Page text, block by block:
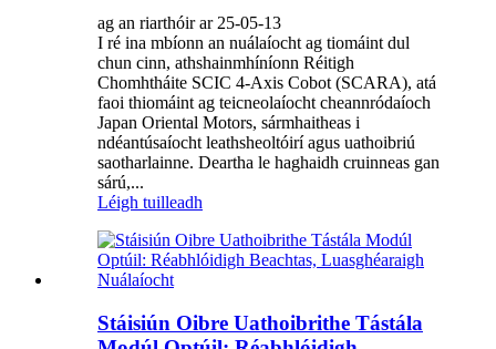
ag an riarthóir ar 25-05-13
I ré ina mbíonn an nuálaíocht ag tiomáint dul
chun cinn, athshainmhíníonn Réitigh
Chomhtháite SCIC 4-Axis Cobot (SCARA), atá
faoi thiomáint ag teicneolaíocht cheannródaíoch
Japan Oriental Motors, sármhaitheas i
ndéantúsaíocht leathsheoltóirí agus uathoibriú
saotharlainne. Deartha le haghaidh cruinneas gan
sárú,...
Léigh tuilleadh
Stáisiún Oibre Uathoibrithe Tástála